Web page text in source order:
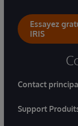
Essayez
IRIS
Contact
Support